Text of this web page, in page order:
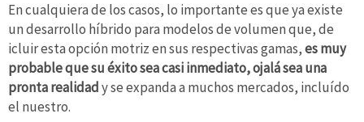
En cualquiera de los casos, lo importante es que ya existe
un desarrollo híbrido para modelos de volumen que, de
icluir esta opción motriz en sus respectivas gamas,es muy
probable que su éxito sea casi inmediato, ojalá sea una
pronta realidady se expanda a muchos mercados, incluído
el nuestro.